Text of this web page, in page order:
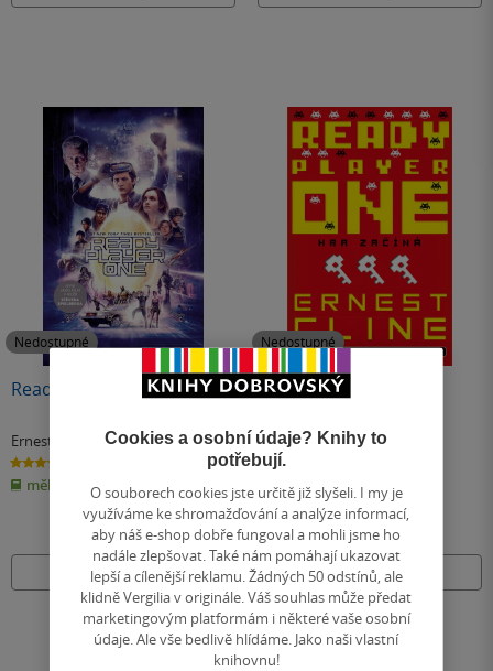
Nedostupné
Ready Player One
Ernest Cline
4.8
z
5
hvězdiček
měkká vazba
Nedostupné
Nedostupné
Ready Player One
Ernest Cline
4.8
hvězdiček
pevná vazba
Nedostupné
Cookies a osobní údaje? Knihy to
potřebují.
O souborech cookies jste určitě již slyšeli. I my je
využíváme ke shromažďování a analýze informací,
aby náš e-shop dobře fungoval a mohli jsme ho
nadále zlepšovat. Také nám pomáhají ukazovat
lepší a cílenější reklamu. Žádných 50 odstínů, ale
klidně Vergilia v originále. Váš souhlas může předat
marketingovým platformám i některé vaše osobní
údaje. Ale vše bedlivě hlídáme. Jako naši vlastní
knihovnu!